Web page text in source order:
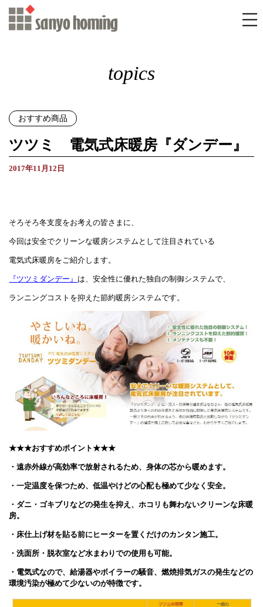
topics
おすすめ商品
ツツミ 電気式床暖房『ダンデー』
2017年11月12日
そろそろ冬支度をお考えの皆さまに、
今回は安全でクリーンな暖房システムとして注目されている
電気式床暖房をご紹介します。
『ツツミダンデー』 は、安全性に優れた独自の制御システムで、
ランニングコストを抑えた節約暖房システムです。
★★★おすすめポイント★★★
・遠赤外線が高効率で放射されるため、身体の芯から暖めます。
・一定温度を保つため、低温やけどの心配も極めて少なく安全。
・ダニ・ゴキブリなどの発生を抑え、ホコリも舞わないクリーンな床暖
房。
・床仕上げ材を貼る前にヒーターを置くだけのカンタン施工。
・洗面所・脱衣室など水まわりでの使用も可能。
・電気式なので、給湯器やボイラーの騒音、燃焼排気ガスの発生などの
環境汚染が極めて少ないのが特徴です。